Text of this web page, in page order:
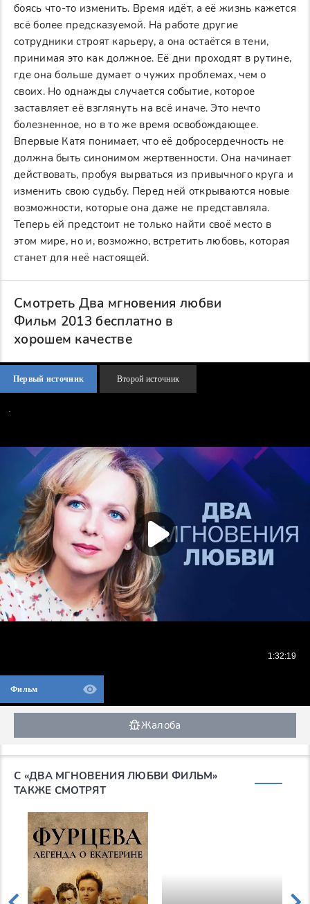
боясь что-то изменить. Время идёт, а её жизнь кажется
всё более предсказуемой. На работе другие
сотрудники строят карьеру, а она остаётся в тени,
принимая это как должное. Её дни проходят в рутине,
где она больше думает о чужих проблемах, чем о
своих. Но однажды случается событие, которое
заставляет её взглянуть на всё иначе. Это нечто
болезненное, но в то же время освобождающее.
Впервые Катя понимает, что её добросердечность не
должна быть синонимом жертвенности. Она начинает
действовать, пробуя вырваться из привычного круга и
изменить свою судьбу. Перед ней открываются новые
возможности, которые она даже не представляла.
Теперь ей предстоит не только найти своё место в
этом мире, но и, возможно, встретить любовь, которая
станет для неё настоящей.
Смотреть Два мгновения любви
Фильм 2013 бесплатно в
хорошем качестве
Первый источник Второй источник
Фильм
Жалоба
С «ДВА МГНОВЕНИЯ ЛЮБВИ ФИЛЬМ»
ТАКЖЕ СМОТРЯТ